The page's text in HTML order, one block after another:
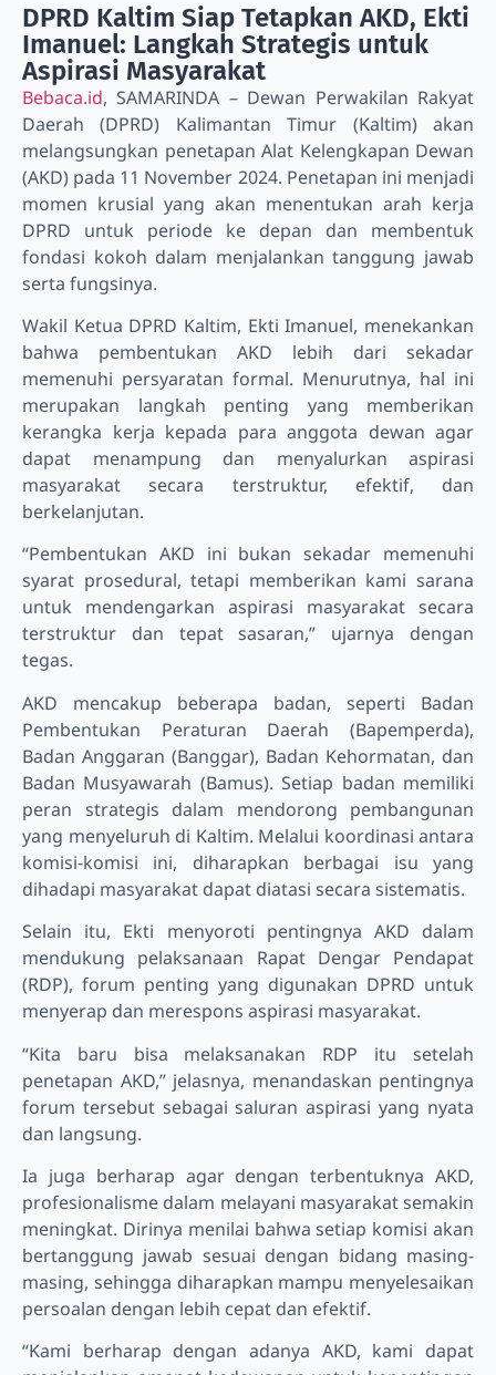
DPRD Kaltim Siap Tetapkan AKD, Ekti
Imanuel: Langkah Strategis untuk
Aspirasi Masyarakat
Bebaca.id, SAMARINDA – Dewan Perwakilan Rakyat
Daerah (DPRD) Kalimantan Timur (Kaltim) akan
melangsungkan penetapan Alat Kelengkapan Dewan
(AKD) pada 11 November 2024. Penetapan ini menjadi
momen krusial yang akan menentukan arah kerja
DPRD untuk periode ke depan dan membentuk
fondasi kokoh dalam menjalankan tanggung jawab
serta fungsinya.
Wakil Ketua DPRD Kaltim, Ekti Imanuel, menekankan
bahwa pembentukan AKD lebih dari sekadar
memenuhi persyaratan formal. Menurutnya, hal ini
merupakan langkah penting yang memberikan
kerangka kerja kepada para anggota dewan agar
dapat menampung dan menyalurkan aspirasi
masyarakat secara terstruktur, efektif, dan
berkelanjutan.
“Pembentukan AKD ini bukan sekadar memenuhi
syarat prosedural, tetapi memberikan kami sarana
untuk mendengarkan aspirasi masyarakat secara
terstruktur dan tepat sasaran,” ujarnya dengan
tegas.
AKD mencakup beberapa badan, seperti Badan
Pembentukan Peraturan Daerah (Bapemperda),
Badan Anggaran (Banggar), Badan Kehormatan, dan
Badan Musyawarah (Bamus). Setiap badan memiliki
peran strategis dalam mendorong pembangunan
yang menyeluruh di Kaltim. Melalui koordinasi antara
komisi-komisi ini, diharapkan berbagai isu yang
dihadapi masyarakat dapat diatasi secara sistematis.
Selain itu, Ekti menyoroti pentingnya AKD dalam
mendukung pelaksanaan Rapat Dengar Pendapat
(RDP), forum penting yang digunakan DPRD untuk
menyerap dan merespons aspirasi masyarakat.
“Kita baru bisa melaksanakan RDP itu setelah
penetapan AKD,” jelasnya, menandaskan pentingnya
forum tersebut sebagai saluran aspirasi yang nyata
dan langsung.
Ia juga berharap agar dengan terbentuknya AKD,
profesionalisme dalam melayani masyarakat semakin
meningkat. Dirinya menilai bahwa setiap komisi akan
bertanggung jawab sesuai dengan bidang masing-
masing, sehingga diharapkan mampu menyelesaikan
persoalan dengan lebih cepat dan efektif.
“Kami berharap dengan adanya AKD, kami dapat